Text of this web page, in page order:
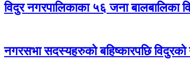
विदुर नगरपालिकाका ५६ जना बालबालिका
नगरसभा सदस्यहरुको बहिष्कारपछि